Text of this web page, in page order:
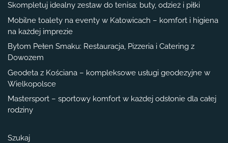
Skompletuj idealny zestaw do tenisa: buty, odzież i piłki
Mobilne toalety na eventy w Katowicach – komfort i higiena
na każdej imprezie
Bytom Pełen Smaku: Restauracja, Pizzeria i Catering z
Dowozem
Geodeta z Kościana – kompleksowe usługi geodezyjne w
Wielkopolsce
Mastersport – sportowy komfort w każdej odsłonie dla całej
rodziny
Szukaj